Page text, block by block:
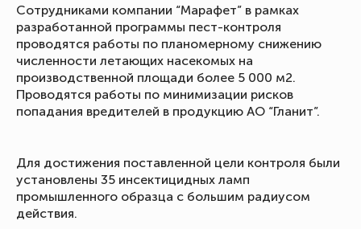
Сотрудниками компании “Марафет” в рамках
разработанной программы пест-контроля
проводятся работы по планомерному снижению
численности летающих насекомых на
производственной площади более 5 000 м2.
Проводятся работы по минимизации рисков
попадания вредителей в продукцию АО “Гланит”.
Для достижения поставленной цели контроля были
установлены 35 инсектицидных ламп
промышленного образца с большим радиусом
действия.